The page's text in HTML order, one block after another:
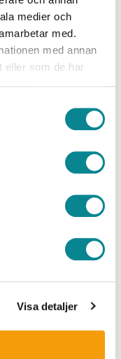
medier och
med.
med annan
eller som de har
Visa detaljer
att rädda